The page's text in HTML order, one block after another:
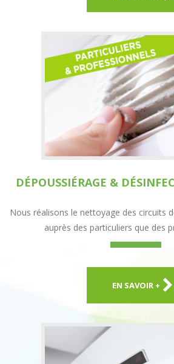
DÉPOUSSIÉRAGE &
Nous réalisons le nettoyage des circuits
auprès des particuliers que des
EN SAVOIR +